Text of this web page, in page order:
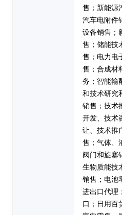
售；新能源
汽车电附件
设备销售；
售；储能技
售；电力电
售；合成材
务；智能输
和技术研究
销售；技术
开发、技术
让、技术推
售；气体、
阀门和旋塞
生物质能技
销售；电池
进出口代理
口；日用百